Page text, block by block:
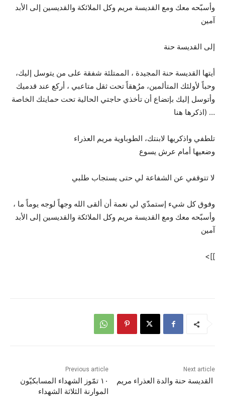
وأسبّحه معك ومع القديسة مريم وكل الملائكة والقديسين إلى الأبد
آمين
إلى القديسة حنة
أيتها القديسة حنة المجيدة ، الممتلئة شفقة على من يتوسل إليك،
وحباً لأولئك المتألمين، مرُهقاً تحت ثقل متاعبي ، أركع عند قدميك
وأتوسل إليك بإتضاع أن تأخذي حاجتي الحالية تحت حمايتك الخاصة
… (اذكرها هنا
تلطفي واذكريها لابنتك، الطوباوية مريم العذراء
وضعيها أمام عرش يسوع
لا تتوقفي عن الشفاعة لي حتى يستجاب طلبي
وفوق كل شيء إستمدّي لي نعمة أن ألقى الله وجهاً لوجه يوماً ما ،
وأسبّحه معك ومع القديسة مريم وكل الملائكة والقديسين إلى الأبد
آمين
]]>
Previous article
١٠ تمّوز الشهداء المسابكيّون
الموارنة الثلاثة الشهداء
Next article
القديسة حنة والدة العذراء مريم